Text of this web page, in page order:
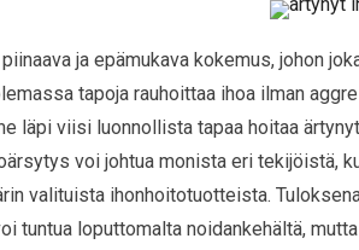
ja epämukava kokemus, johon
tapoja rauhoittaa ihoa ilman
läpi viisi luonnollista tapaa hoitaa
voi johtua monista eri tekijöistä,
valituista ihonhoitotuotteista.
tuntua loputtomalta noidankehältä,